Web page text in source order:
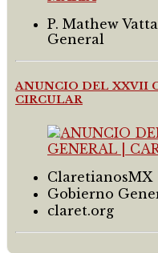
P. Mathew
General
ANUNCIO DEL XXVII
CIRCULAR
ClaretianosMX
Gobierno
claret.org